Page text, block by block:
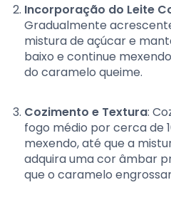
Incorporação do Leite
Gradualmente
mistura de açúcar e
baixo e continue
do caramelo queime.
Cozimento e Textura:
fogo médio por cerca de
mexendo, até que a
adquira uma cor âmbar
que o caramelo